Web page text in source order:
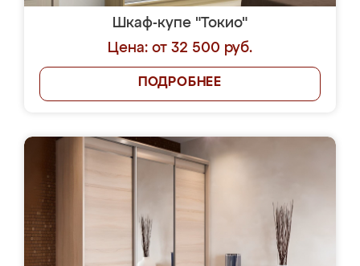
Шкаф-купе "Токио"
Цена: от 32 500 руб.
ПОДРОБНЕЕ